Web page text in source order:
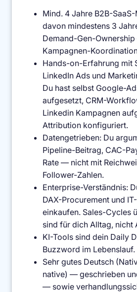
Mind. 4 Jahre B2B-
davon mindestens 3
Demand-Gen-
Kampagnen-
Hands-on-Erfahrung mit
LinkedIn Ads und
Du hast selbst Google-
aufgesetzt, CRM-
Linkedin Kampagnen
Attribution konfiguriert.
Datengetrieben: Du
Pipeline-Beitrag, CAC-
Rate — nicht mit
Follower-Zahlen.
Enterprise-Verständnis:
DAX-Procurement und
einkaufen. Sales-Cycles
sind für dich Alltag, nicht
KI-Tools sind dein Daily
Buzzword im Lebenslauf.
Sehr gutes Deutsch
native) — geschrieben
— sowie